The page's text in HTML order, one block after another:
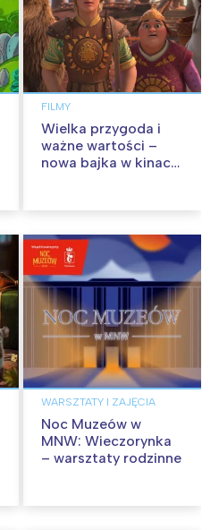
FILMY
Wielka przygoda i
ważne wartości –
nowa bajka w kinach
WARSZTATY I ZAJĘCIA
Noc Muzeów w
MNW: Wieczorynka
– warsztaty rodzinne